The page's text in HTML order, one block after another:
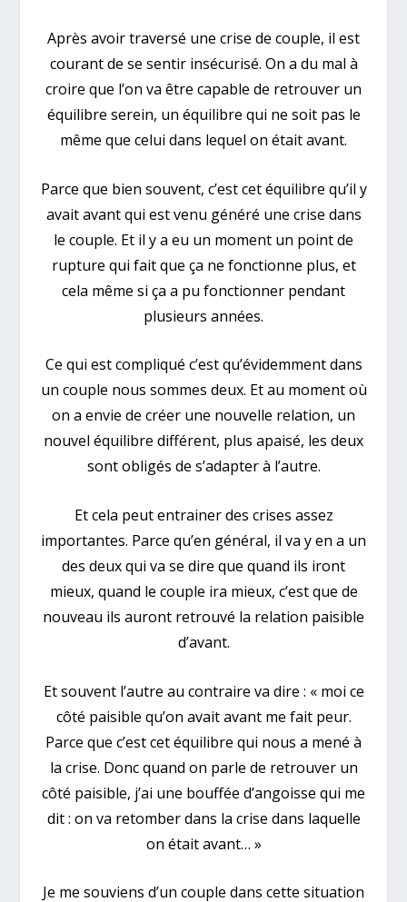
Après avoir traversé une crise de couple, il est
courant de se sentir insécurisé. On a du mal à
croire que l’on va être capable de retrouver un
équilibre serein, un équilibre qui ne soit pas le
même que celui dans lequel on était avant.
Parce que bien souvent, c’est cet équilibre qu’il y
avait avant qui est venu généré une crise dans
le couple. Et il y a eu un moment un point de
rupture qui fait que ça ne fonctionne plus, et
cela même si ça a pu fonctionner pendant
plusieurs années.
Ce qui est compliqué c’est qu’évidemment dans
un couple nous sommes deux. Et au moment où
on a envie de créer une nouvelle relation, un
nouvel équilibre différent, plus apaisé, les deux
sont obligés de s’adapter à l’autre.
Et cela peut entrainer des crises assez
importantes. Parce qu’en général, il va y en a un
des deux qui va se dire que quand ils iront
mieux, quand le couple ira mieux, c’est que de
nouveau ils auront retrouvé la relation paisible
d’avant.
Et souvent l’autre au contraire va dire : « moi ce
côté paisible qu’on avait avant me fait peur.
Parce que c’est cet équilibre qui nous a mené à
la crise. Donc quand on parle de retrouver un
côté paisible, j’ai une bouffée d’angoisse qui me
dit : on va retomber dans la crise dans laquelle
on était avant… »
Je me souviens d’un couple dans cette situation